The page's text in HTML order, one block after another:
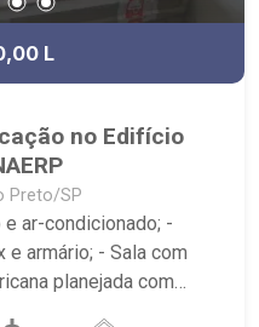
L
no Edifício
Preto/SP
ar-condicionado; -
e armário; - Sala com
planejada com